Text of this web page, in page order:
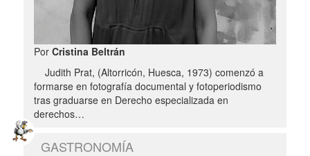
Por Cristina Beltrán
Judith Prat, (Altorricón, Huesca, 1973) comenzó a
formarse en fotografía documental y fotoperiodismo
tras graduarse en Derecho especializada en
derechos…
GASTRONOMÍA